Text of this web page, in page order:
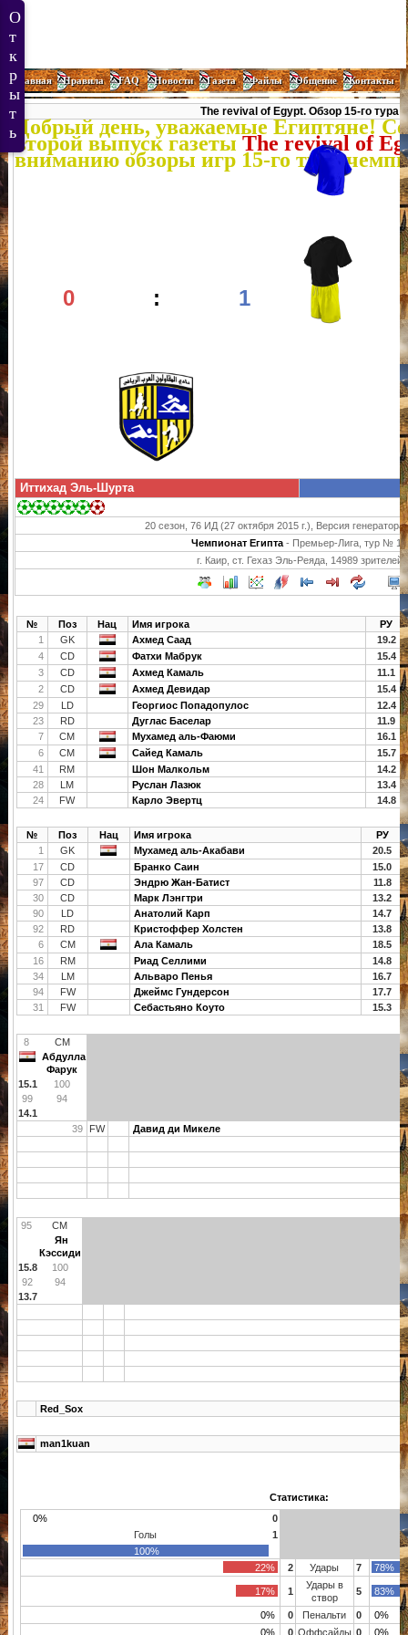
Главная Правила FAQ Новости Газета Файлы Общение Контакты
The revival of Egypt. Обзор 15-го тура
Добрый день, уважаемые Египтяне!
второй выпуск газеты The revival of
вниманию обзоры игр 15-го тура
0 : 1
Иттихад Эль-Шурта
20 сезон, 76 ИД (27 октября 2015 г.), Версия генератора
Чемпионат Египта - Премьер-Лига, тур № 15
г. Каир, ст. Гехаз Эль-Реяда, 14989 зрителей
№ Поз Нац Имя игрока
РУ
1
GK Ахмед Саад
19.2
4
CD Фатхи Мабрук
15.4
3
CD Ахмед Камаль
11.1
2
CD Ахмед Девидар
15.4
29
LD Георгиос Попадопулос
12.4
23
RD Дуглас Баселар
11.9
7
CM Мухамед аль-Фаюми
16.1
6
CM Сайед Камаль
15.7
41
RM Шон Малкольм
14.2
28
LM Руслан Лазюк
13.4
24
FW Карло Эвертц 14.8
№ Поз Нац Имя игрока
РУ
1
GK Мухамед аль-Акабави
20.5
17
CD Бранко Саин
15.0
97
CD Эндрю Жан-Батист
11.8
30
CD Марк Лэнгтри
13.2
90
LD Анатолий Карп
14.7
92
RD Кристоффер Холстен
13.8
6
CM Ала Камаль
18.5
16
RM Риад Селлими
14.8
34
LM Альваро Пенья
16.7
94
FW Джеймс Гундерсон
17.7
31
FW Себастьяно Коуто 15.3
8
CM
Абдулла
Фарук
15.1
100
99
94
14.1
39
FW Давид ди Микеле
95
CM
Ян
Кэссиди
15.8
100
92
94
13.7
Red_Sox
man1kuan
Статистика:
0%
0
Голы
1
100%
22%
2 Удары 7 78%
17% 1
Удары в
створ
5 83%
0% 0 Пенальти 0
0%
0%
0 Оффсайды 0
0%